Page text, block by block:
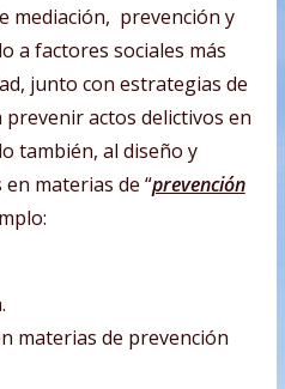
mediación, prevención y
a factores sociales más
junto con estrategias de
actos delictivos en
también, al diseño y
materias de “prevención
materias de prevención